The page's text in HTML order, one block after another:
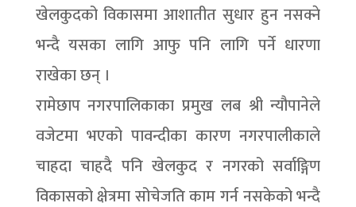
खेलकुदको विकासमा आशातीत सुधार हुन नसक्ने
भन्दै यसका लागि आफु पनि लागि पर्ने धारणा
राखेका छन् ।
रामेछाप नगरपालिकाका प्रमुख लब श्री न्यौपानेले
वजेटमा भएको पावन्दीका कारण नगरपालीकाले
चाहदा चाहदै पनि खेलकुद र नगरको सर्वाङ्गिण
विकासको क्षेत्रमा सोचेजति काम गर्न नसकेको भन्दै